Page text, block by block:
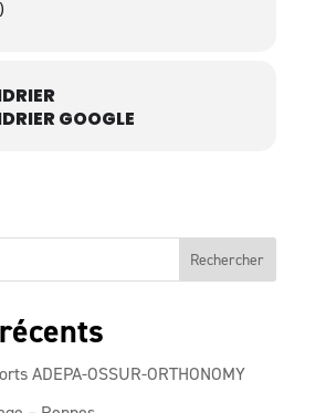
GOOGLE
ADEPA-OSSUR-ORTHONOMY